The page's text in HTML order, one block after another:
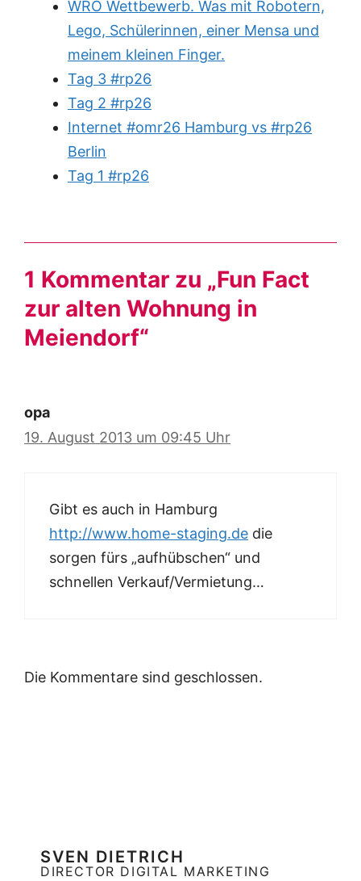
WRO Wettbewerb. Was mit Robotern,
Lego, Schülerinnen, einer Mensa und
meinem kleinen Finger.
Tag 3 #rp26
Tag 2 #rp26
Internet #omr26 Hamburg vs #rp26
Berlin
Tag 1 #rp26
1 Kommentar zu „Fun Fact
zur alten Wohnung in
Meiendorf“
opa
19. August 2013 um 09:45 Uhr
Gibt es auch in Hamburg
http://www.home-staging.de die
sorgen fürs „aufhübschen“ und
schnellen Verkauf/Vermietung…
Die Kommentare sind geschlossen.
SVEN DIETRICH
DIRECTOR DIGITAL MARKETING